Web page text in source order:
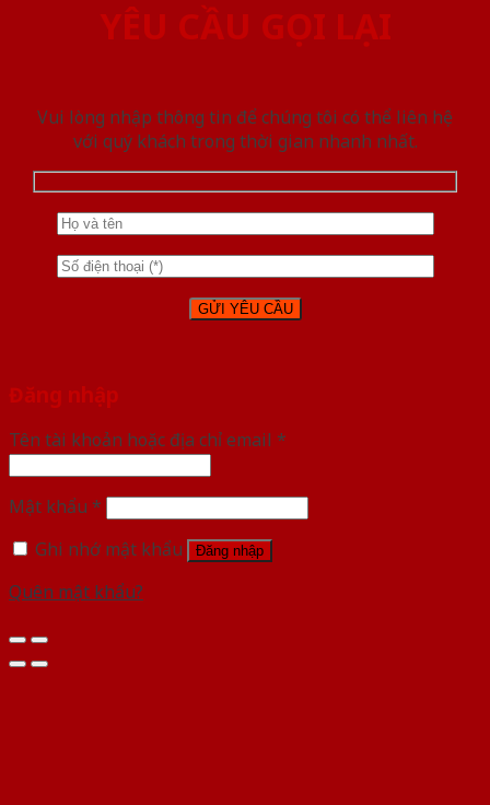
YÊU CẦU GỌI LẠI
Vui lòng nhập thông tin để chúng tôi có thể liên hệ
với quý khách trong thời gian nhanh nhất.
Đăng nhập
Tên tài khoản hoặc địa chỉ email *
Mật khẩu *
Ghi nhớ mật khẩu
Đăng nhập
Quên mật khẩu?